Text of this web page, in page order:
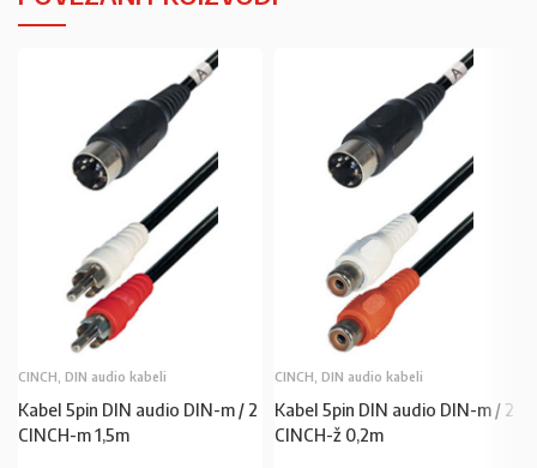
CINCH, DIN audio kabeli
Kabel 5pin DIN audio DIN-m / 2
CINCH-m 1,5m
CINCH, DIN audio kabeli
Kabel 5pin DIN audio DIN-m / 2
CINCH-ž 0,2m